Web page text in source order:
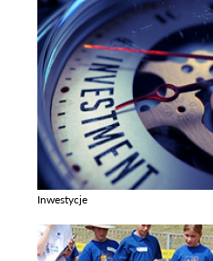
Inwestycje